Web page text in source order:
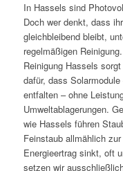
In Hassels sind
Doch wer denkt, dass
gleichbleibend bleibt,
regelmäßigen
Reinigung Hassels
dafür, dass
entfalten – ohne
Umweltablagerungen.
wie Hassels führen
Feinstaub allmählich
Energieertrag sinkt, oft
setzen wir